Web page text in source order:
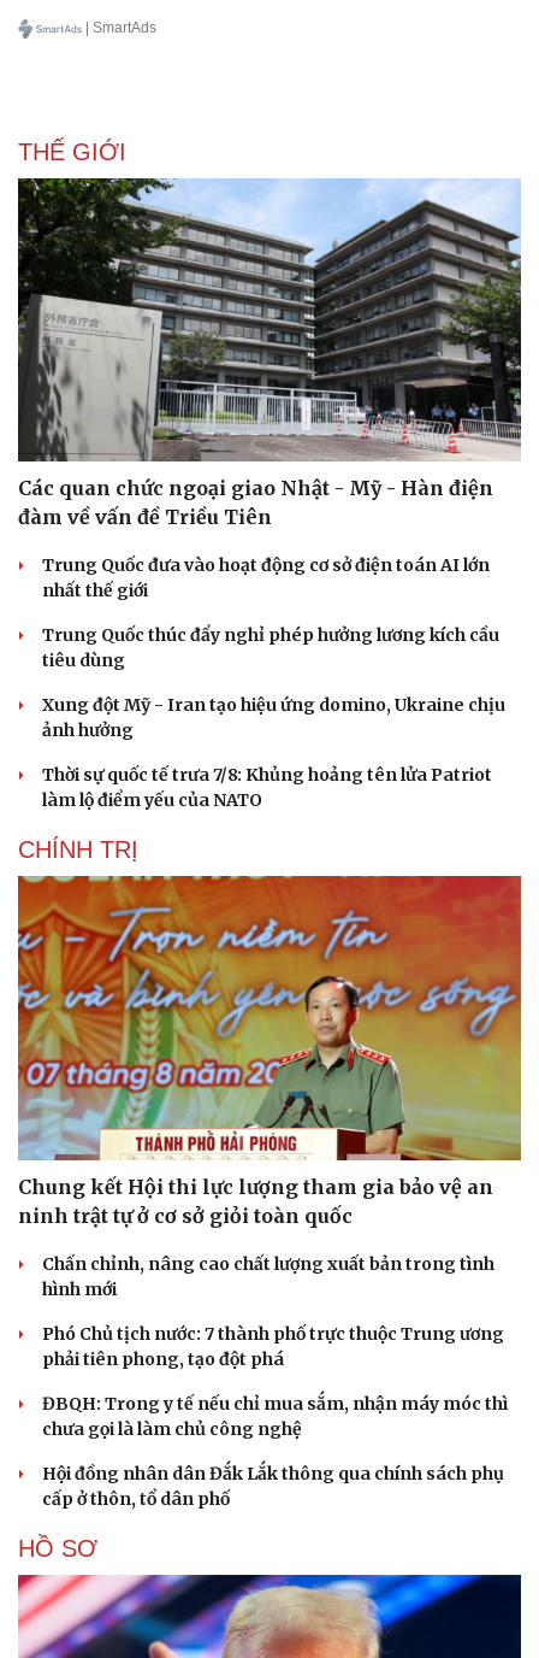
Doanh nhân
Vì cộng đồng
Chuyển đổi số
| SmartAds
THẾ GIỚI
Các quan chức ngoại giao Nhật - Mỹ - Hàn điện
đàm về vấn đề Triều Tiên
Trung Quốc đưa vào hoạt động cơ sở điện toán AI lớn
nhất thế giới
Trung Quốc thúc đẩy nghỉ phép hưởng lương kích cầu
tiêu dùng
Xung đột Mỹ - Iran tạo hiệu ứng domino, Ukraine chịu
ảnh hưởng
Thời sự quốc tế trưa 7/8: Khủng hoảng tên lửa Patriot
làm lộ điểm yếu của NATO
CHÍNH TRỊ
Chung kết Hội thi lực lượng tham gia bảo vệ an
ninh trật tự ở cơ sở giỏi toàn quốc
Chấn chỉnh, nâng cao chất lượng xuất bản trong tình
hình mới
Phó Chủ tịch nước: 7 thành phố trực thuộc Trung ương
phải tiên phong, tạo đột phá
ĐBQH: Trong y tế nếu chỉ mua sắm, nhận máy móc thì
chưa gọi là làm chủ công nghệ
Hội đồng nhân dân Đắk Lắk thông qua chính sách phụ
cấp ở thôn, tổ dân phố
HỒ SƠ